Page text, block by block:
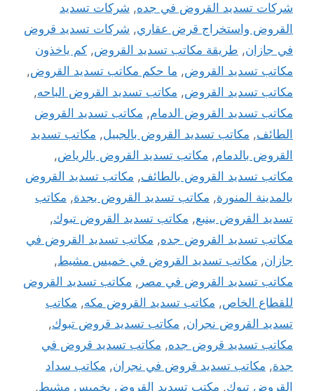
شركات تسديد القروض في جده, شركات تسديد
القروض واستخراج قرض عقاري, شركات تسديد قروض
في جازان, طريقة مكاتب تسديد القروض, كم ياخذون
مكاتب تسديد القروض, ما حكم مكاتب تسديد القروض,
مكاتب تسديد القروض, مكاتب تسديد القروض الباحه,
مكاتب تسديد القروض الدمام, مكاتب تسديد القروض
الطائف, مكاتب تسديد القروض بالجبيل, مكاتب تسديد
القروض بالدمام, مكاتب تسديد القروض بالرياض,
مكاتب تسديد القروض بالطائف, مكاتب تسديد القروض
بالمدينة المنورة, مكاتب تسديد القروض بجدة, مكاتب
تسديد القروض بينبع, مكاتب تسديد القروض تبوك,
مكاتب تسديد القروض جده, مكاتب تسديد القروض في
جازان, مكاتب تسديد القروض في خميس مشيط,
مكاتب تسديد القروض في مصر , مكاتب تسديد القروض
للقطاع الخاص, مكاتب تسديد القروض مكه, مكاتب
تسديد القروض نجران, مكاتب تسديد قروض تبوك,
مكاتب تسديد قروض جده, مكاتب تسديد قروض في
جدة, مكاتب تسديد قروض في نجران, مكاتب سداد
القروض تبوك, مكتب تسديد القروض بخميس مشيط,